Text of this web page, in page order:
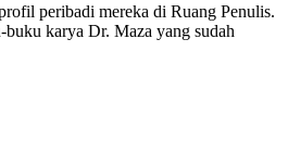
peribadi mereka di Ruang Penulis.
karya Dr. Maza yang sudah